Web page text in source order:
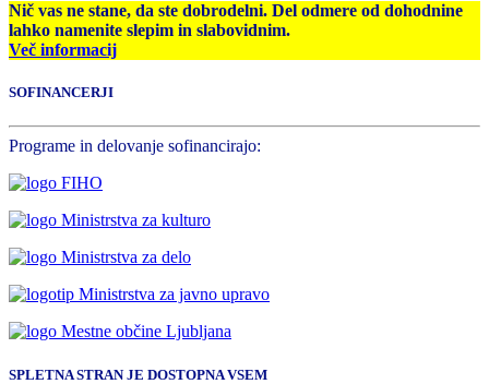
Nič vas ne stane, da ste dobrodelni. Del odmere od dohodnine
lahko namenite slepim in slabovidnim.
Več informacij
SOFINANCERJI
Programe in delovanje sofinancirajo:
SPLETNA STRAN JE DOSTOPNA VSEM